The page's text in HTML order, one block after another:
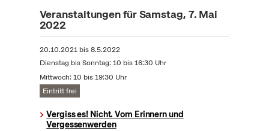
Veranstaltungen für Samstag, 7. Mai
2022
20.10.2021bis8.5.2022
Dienstag bis Sonntag: 10 bis 16:30 Uhr
Mittwoch: 10 bis 19:30 Uhr
Eintritt frei
Vergiss es! Nicht. Vom Erinnern und
Vergessenwerden